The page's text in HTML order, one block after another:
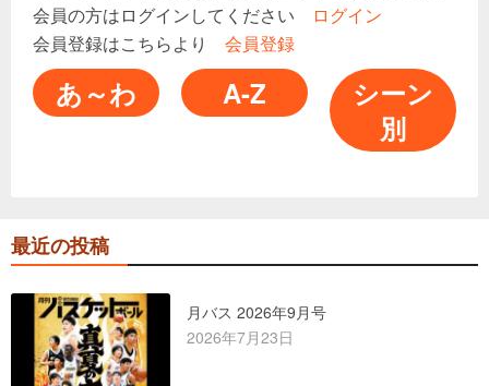
会員の方はログインしてください
ログイン
会員登録はこちらより 会員登録
あ～わ A-Z
シーン
別
最近の投稿
月バス 2026年9月号
2026年7月23日